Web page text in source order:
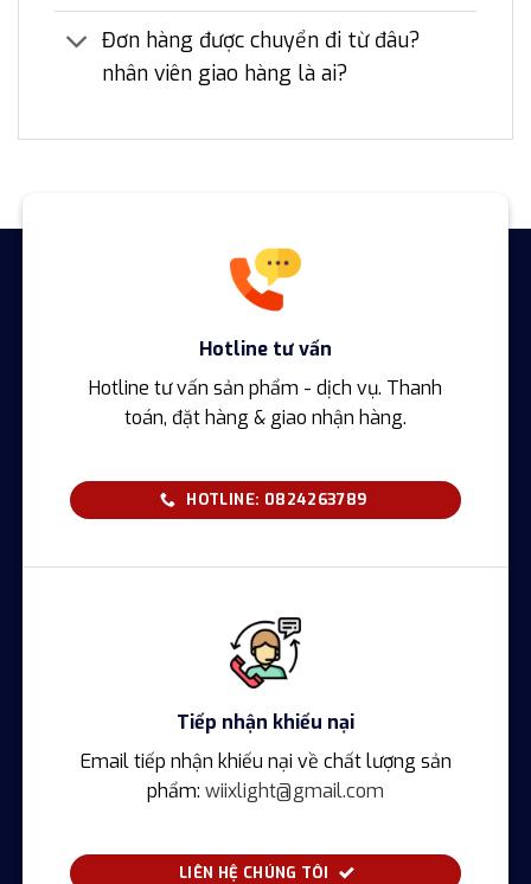
Đơn hàng được chuyển đi từ đâu?
nhân viên giao hàng là ai?
Hotline tư vấn
Hotline tư vấn sản phẩm - dịch vụ. Thanh
toán, đặt hàng & giao nhận hàng.
HOTLINE: 0824263789
Tiếp nhận khiếu nại
Email tiếp nhận khiếu nại về chất lượng sản
phẩm: wiixlight@gmail.com
LIÊN HỆ CHÚNG TÔI